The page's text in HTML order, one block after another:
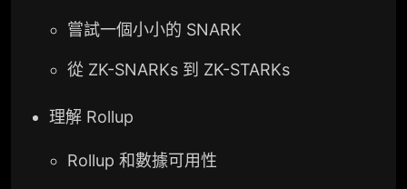
嘗試一個小小的 SNARK
從 ZK-SNARKs 到 ZK-STARKs
理解 Rollup
Rollup 和數據可用性